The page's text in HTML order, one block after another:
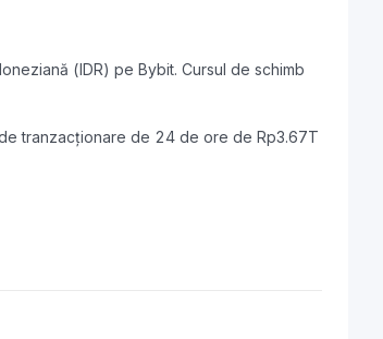
(IDR) pe Bybit. Cursul de schimb
tranzacționare de 24 de ore de Rp3.67T